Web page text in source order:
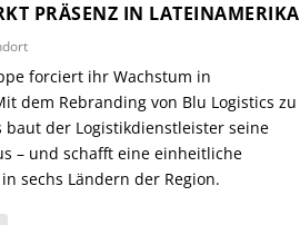
PRÄSENZ IN LATEINAMERIKA
forciert ihr Wachstum in
dem Rebranding von Blu Logistics zu
baut der Logistikdienstleister seine
– und schafft eine einheitliche
sechs Ländern der Region.